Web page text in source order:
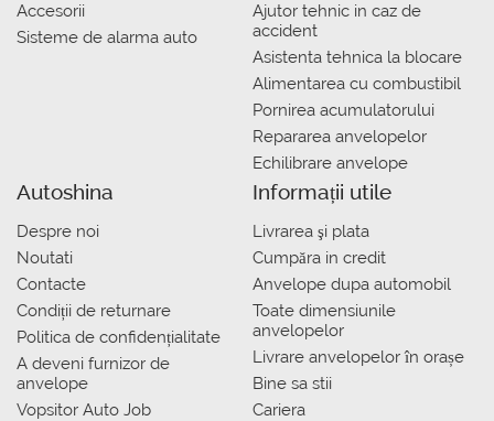
Accesorii
Sisteme de alarma auto
Ajutor tehnic in caz de
accident
Asistenta tehnica la blocare
Alimentarea cu combustibil
Pornirea acumulatorului
Repararea anvelopelor
Echilibrare anvelope
Autoshina
Despre noi
Noutati
Contacte
Condiții de returnare
Politica de confidențialitate
A deveni furnizor de
anvelope
Vopsitor Auto Job
Informații utile
Livrarea şi plata
Сumpăra in credit
Anvelope dupa automobil
Toate dimensiunile
anvelopelor
Livrare anvelopelor în orașe
Bine sa stii
Cariera